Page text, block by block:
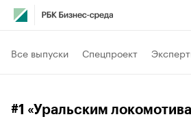
Все выпуски Спецпроект
#1 «Уральским